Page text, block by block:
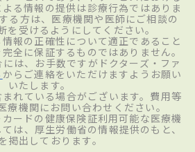
。さらに、症状は精神面
がぼんやりするなどの意識
じつまが合わない錯乱状
ケースも認められること
圧低下により、発症から1
る例もある。致死率は23
した例でも長期間にわた
る情報の提供は診療行為ではありま
る方は、医療機関や医師にご相談の
を受けるようにしてください。
報の正確性について適正であること
全に保証するものではありません。
は、お手数ですがドクターズ・ファ
からご連絡をいただけますようお願い
いたします。
れている場合がございます。費用等
療機関にお問い合わせください。
ードの健康保険証利用可能な医療機
は、厚生労働省の情報提供のもと、
掲出しております。